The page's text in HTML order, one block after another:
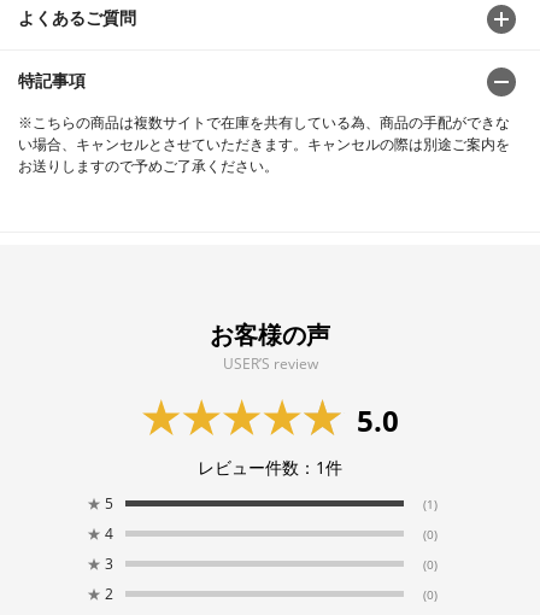
よくあるご質問
特記事項
※こちらの商品は複数サイトで在庫を共有している為、商品の手配ができな
い場合、キャンセルとさせていただきます。キャンセルの際は別途ご案内を
お送りしますので予めご了承ください。
お客様の声
USER’S review
5.0
レビュー件数： 1件
★ 5 (1)
★ 4 (0)
★ 3 (0)
★ 2 (0)